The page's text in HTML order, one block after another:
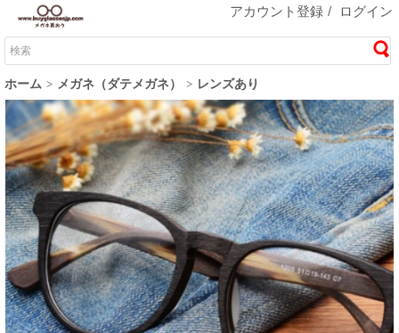
アカウント登録 / ログイン
ホーム メガネ（ダテメガネ） レンズあり